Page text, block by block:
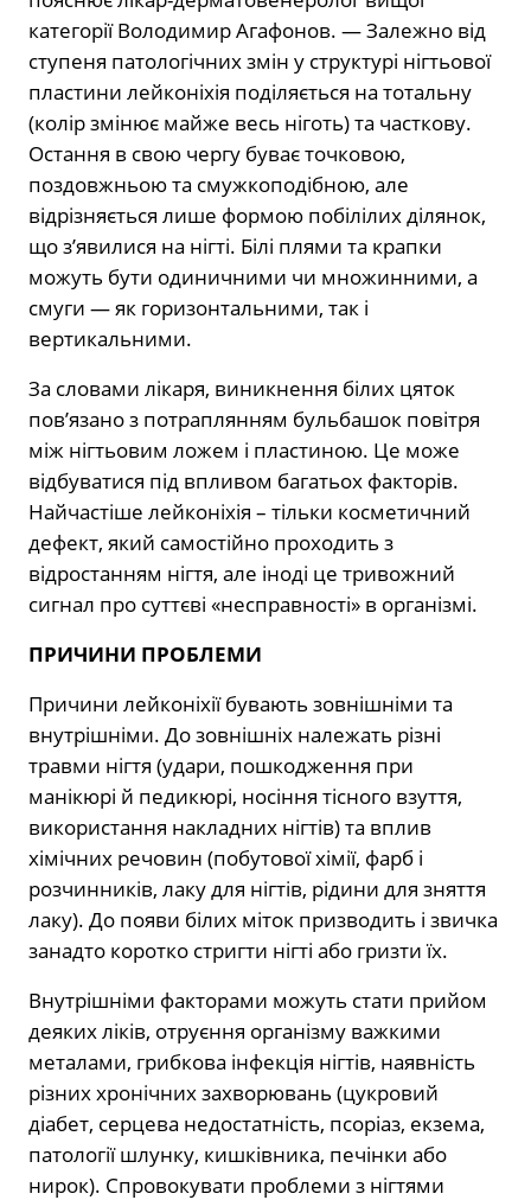
категорії Володимир Агафонов. — Залежно від
ступеня патологічних змін у структурі нігтьової
пластини лейконіхія поділяється на тотальну
(колір змінює майже весь ніготь) та часткову.
Остання в свою чергу буває точковою,
поздовжньою та смужкоподібною, але
відрізняється лише формою побілілих ділянок,
що з’явилися на нігті. Білі плями та крапки
можуть бути одиничними чи множинними, а
смуги — як горизонтальними, так і
вертикальними.
За словами лікаря, виникнення білих цяток
пов’язано з потраплянням бульбашок повітря
між нігтьовим ложем і пластиною. Це може
відбуватися під впливом багатьох факторів.
Найчастіше лейконіхія – тільки косметичний
дефект, який самостійно проходить з
відростанням нігтя, але іноді це тривожний
сигнал про суттєві «несправності» в організмі.
ПРИЧИНИ ПРОБЛЕМИ
Причини лейконіхії бувають зовнішніми та
внутрішніми. До зовнішніх належать різні
травми нігтя (удари, пошкодження при
манікюрі й педикюрі, носіння тісного взуття,
використання накладних нігтів) та вплив
хімічних речовин (побутової хімії, фарб і
розчинників, лаку для нігтів, рідини для зняття
лаку). До появи білих міток призводить і звичка
занадто коротко стригти нігті або гризти їх.
Внутрішніми факторами можуть стати прийом
деяких ліків, отруєння організму важкими
металами, грибкова інфекція нігтів, наявність
різних хронічних захворювань (цукровий
діабет, серцева недостатність, псоріаз, екзема,
патології шлунку, кишківника, печінки або
нирок). Спровокувати проблеми з нігтями